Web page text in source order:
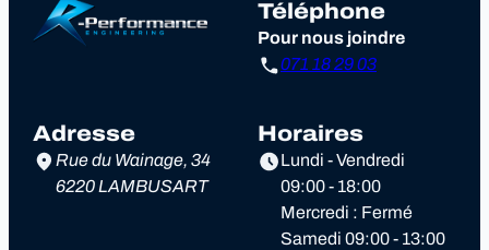
Téléphone
Pour nous joindre
071 18 29 03
Adresse
Rue du Wainage, 34
6220 LAMBUSART
Horaires
Lundi - Vendredi
09:00 - 18:00
Mercredi : Fermé
Samedi 09:00 - 13:00